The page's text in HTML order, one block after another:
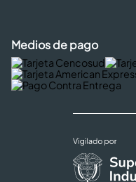
Medios de pago